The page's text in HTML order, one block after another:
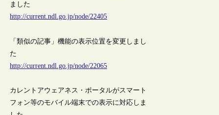
ました
http://current.ndl.go.jp/node/22405
「類似の記事」機能の表示位置を変更しまし
た
http://current.ndl.go.jp/node/22065
カレントアウェアネス・ポータルがスマート
フォン等のモバイル端末での表示に対応しま